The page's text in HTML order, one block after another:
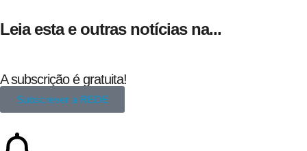
Leia esta e outras notícias na...
A subscrição é gratuita!
Subscrever a REDE